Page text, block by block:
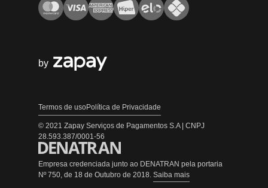
by
Empresa credenciada junto ao DENATRAN pela portaria
Nº 750, de 18 de Outubro de 2018. Saiba mais
Termos de usoPolítica de Privacidade
© 2021 Zapay Serviços de Pagamentos S.A | CNPJ
28.593.387/0001-56